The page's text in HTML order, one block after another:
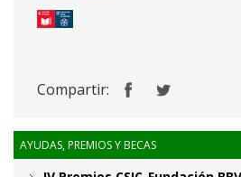
Compartir:
AYUDAS, PREMIOS Y BECAS